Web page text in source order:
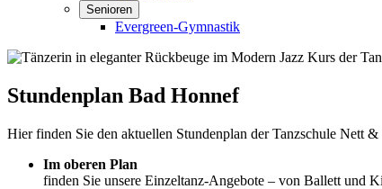
Senioren
Evergreen-Gymnastik
Stundenplan Bad Honnef
Hier finden Sie den aktuellen Stundenplan der Tanzschule Nett &
Im oberen Plan
finden Sie unsere Einzeltanz-Angebote – von Ballett und